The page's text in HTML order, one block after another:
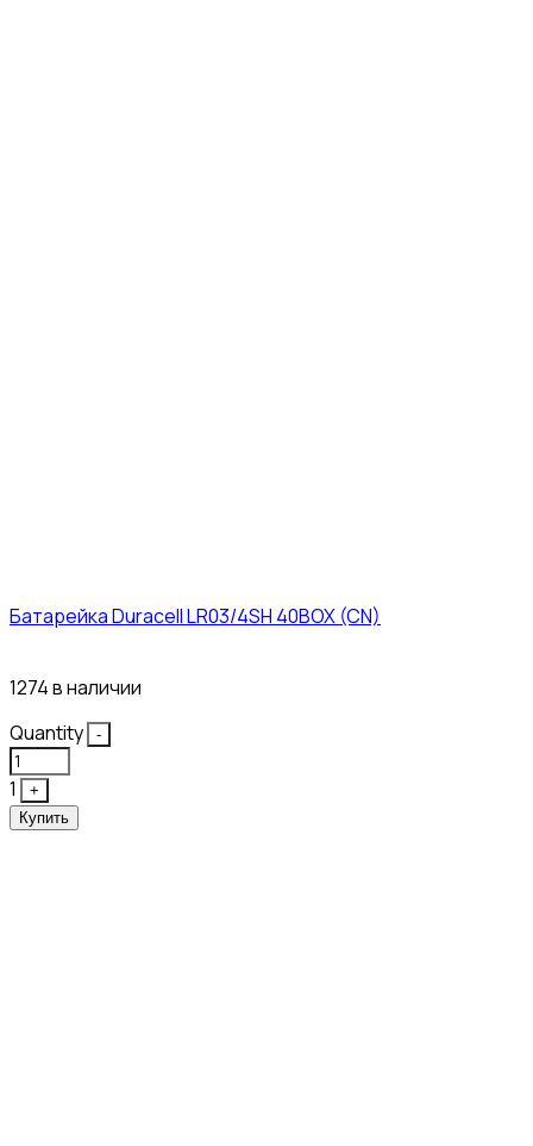
Батарейка Duracell LR03/4SH 40BOX (CN)
1274 в наличии
Quantity
-
1
+
Купить